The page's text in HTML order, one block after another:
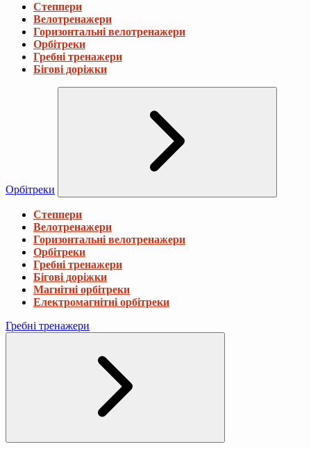
Степпери
Велотренажери
Горизонтальні велотренажери
Орбітреки
Гребні тренажери
Бігові доріжки
Орбітреки
Степпери
Велотренажери
Горизонтальні велотренажери
Орбітреки
Гребні тренажери
Бігові доріжки
Магнітні орбітреки
Електромагнітні орбітреки
Гребні тренажери